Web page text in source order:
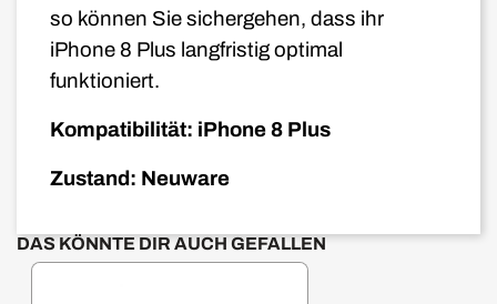
so können Sie sichergehen, dass ihr
iPhone 8 Plus langfristig optimal
funktioniert.
Kompatibilität: iPhone 8 Plus
Zustand: Neuware
DAS KÖNNTE DIR AUCH GEFALLEN